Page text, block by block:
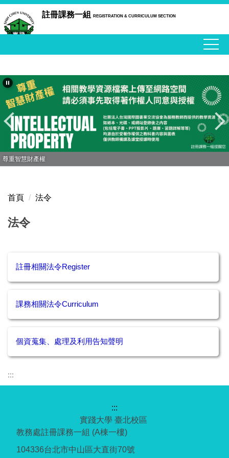
跳
到
主
容
區
註冊課務一組 REGISTRATION & CURRICULUM SECTION
尊重智慧財產權
首頁 法令
法令
註冊相關法令Register
課務相關法令Curriculum
個資蒐集、處理及利用告知聲明
:::
:::
實踐大學 臺北校區
教務處註冊課務一組 (A棟一樓)
104336台北市中山區大直街70號